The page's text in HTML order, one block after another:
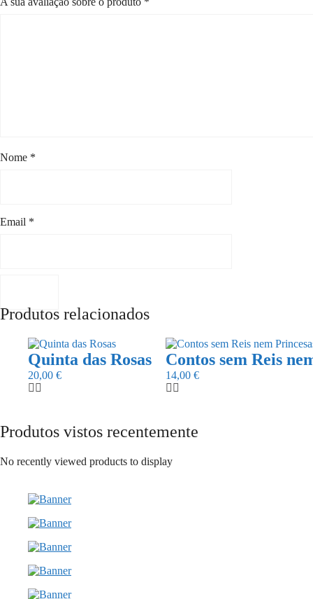
Nome *
Email *
Produtos relacionados
Quinta das Rosas
20,00 €
Contos sem Reis
14,00 €
Produtos vistos recentemente
No recently viewed products to display